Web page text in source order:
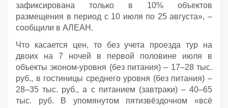
зафиксирована только в 10% объектов
размещения в период с 10 июля по 25 августа», –
сообщили в АЛЕАН.
Что касается цен, то без учета проезда тур на
двоих на 7 ночей в первой половине июля в
объекты эконом-уровня (без питания) – 17–28 тыс.
руб., в гостиницы среднего уровня (без питания) –
28–35 тыс. руб., а с питанием (завтраки) – 40–65
тыс. руб. В упомянутом пятизвёздочном «всё